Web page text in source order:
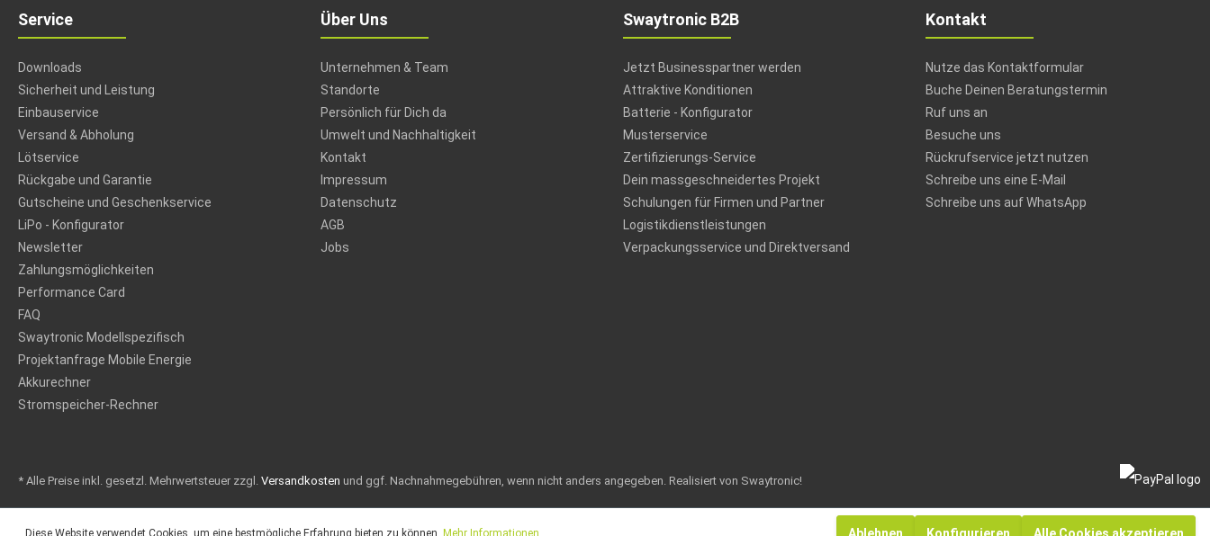
Service
Downloads
Sicherheit und Leistung
Einbauservice
Versand & Abholung
Lötservice
Rückgabe und Garantie
Gutscheine und Geschenkservice
LiPo - Konfigurator
Newsletter
Zahlungsmöglichkeiten
Performance Card
FAQ
Swaytronic Modellspezifisch
Projektanfrage Mobile Energie
Akkurechner
Stromspeicher-Rechner
Über Uns
Unternehmen & Team
Standorte
Persönlich für Dich da
Umwelt und Nachhaltigkeit
Kontakt
Impressum
Datenschutz
AGB
Jobs
Swaytronic B2B
Jetzt Businesspartner werden
Attraktive Konditionen
Batterie - Konfigurator
Musterservice
Zertifizierungs-Service
Dein massgeschneidertes Projekt
Schulungen für Firmen und Partner
Logistikdienstleistungen
Verpackungsservice und Direktversand
Kontakt
Nutze das Kontaktformular
Buche Deinen Beratungstermin
Ruf uns an
Besuche uns
Rückrufservice jetzt nutzen
Schreibe uns eine E-Mail
Schreibe uns auf WhatsApp
* Alle Preise inkl. gesetzl. Mehrwertsteuer zzgl. Versandkosten und ggf. Nachnahmegebühren, wenn nicht anders angegeben. Realisiert von Swaytronic!
Diese Website verwendet Cookies, um eine bestmögliche Erfahrung bieten zu können. Mehr Informationen ...